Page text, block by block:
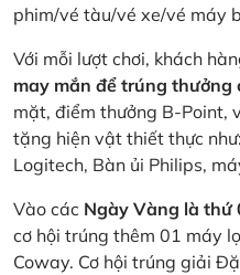
phim/vé tàu/vé xe/vé máy
Với mỗi lượt chơi, khách
may mắn để trúng thưởng
mặt, điểm thưởng B-Point,
tặng hiện vật thiết thực
Logitech, Bàn ủi Philips,
Vào các Ngày Vàng là thứ
cơ hội trúng thêm 01 máy
Coway. Cơ hội trúng giải